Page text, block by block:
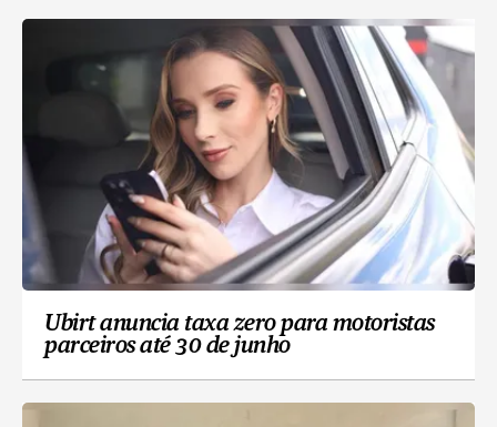
Ubirt anuncia taxa zero para motoristas
parceiros até 30 de junho